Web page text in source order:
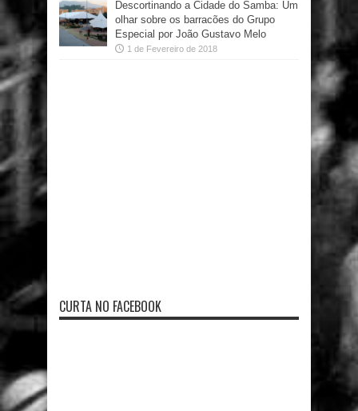
Descortinando a Cidade do Samba: Um
olhar sobre os barracões do Grupo
Especial por João Gustavo Melo
1 de Fevereiro de 2018
CURTA NO FACEBOOK